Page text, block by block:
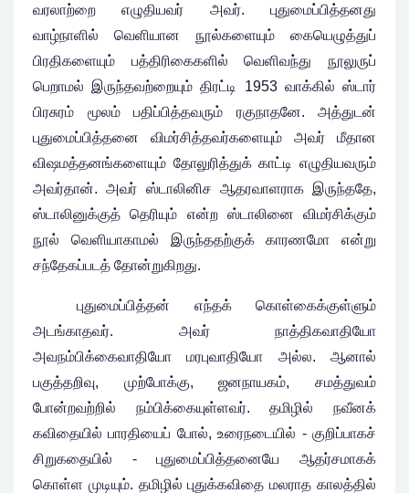
வரலாற்றை எழுதியவர் அவர். புதுமைப்பித்தனது
வாழ்நாளில் வெளியான நூல்களையும் கையெழுத்துப்
பிரதிகளையும் பத்திரிகைகளில் வெளிவந்து நூலுருப்
பெறாமல் இருந்தவற்றையும் திரட்டி 1953 வாக்கில் ஸ்டார்
பிரசுரம் மூலம் பதிப்பித்தவரும் ரகுநாதனே. அத்துடன்
புதுமைப்பித்தனை விமர்சித்தவர்களையும் அவர் மீதான
விஷமத்தனங்களையும் தோலுரித்துக் காட்டி எழுதியவரும்
அவர்தான். அவர் ஸ்டாலினிச ஆதரவாளராக இருந்ததே,
ஸ்டாலினுக்குத் தெரியும் என்ற ஸ்டாலினை விமர்சிக்கும்
நூல் வெளியாகாமல் இருந்ததற்குக் காரணமோ என்று
சந்தேகப்படத் தோன்றுகிறது.
புதுமைப்பித்தன் எந்தக் கொள்கைக்குள்ளும்
அடங்காதவர். அவர் நாத்திகவாதியோ
அவநம்பிக்கைவாதியோ மரபுவாதியோ அல்ல. ஆனால்
பகுத்தறிவு, முற்போக்கு, ஜனநாயகம், சமத்துவம்
போன்றவற்றில் நம்பிக்கையுள்ளவர். தமிழில் நவீனக்
கவிதையில் பாரதியைப் போல், உரைநடையில் - குறிப்பாகச்
சிறுகதையில் - புதுமைப்பித்தனையே ஆதர்சமாகக்
கொள்ள முடியும். தமிழில் புதுக்கவிதை மலராத காலத்தில்